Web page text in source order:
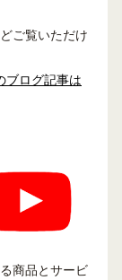
ご覧いただけ
ブログ記事は
商品とサービ